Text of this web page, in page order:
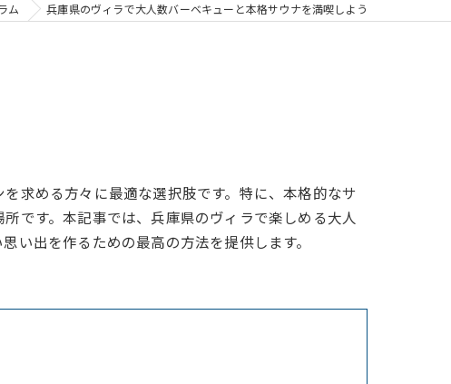
ム 兵庫県のヴィラで大人数バーベキューと本格サウナを満喫しよう
求める方々に最適な選択肢です。特に、本格的なサ
です。本記事では、兵庫県のヴィラで楽しめる大人
い出を作るための最高の方法を提供します。